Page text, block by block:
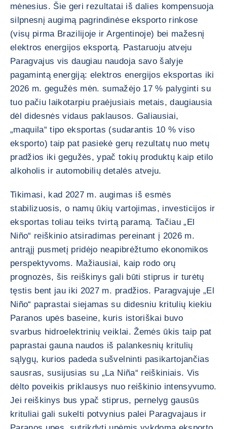
mėnesius. Šie geri rezultatai iš dalies kompensuoja
silpnesnį augimą pagrindinėse eksporto rinkose
(visų pirma Brazilijoje ir Argentinoje) bei mažesnį
elektros energijos eksportą. Pastaruoju atveju
Paragvajus vis daugiau naudoja savo šalyje
pagamintą energiją: elektros energijos eksportas iki
2026 m. gegužės mėn. sumažėjo 17 % palyginti su
tuo pačiu laikotarpiu praėjusiais metais, daugiausia
dėl didesnės vidaus paklausos. Galiausiai,
„maquila“ tipo eksportas (sudarantis 10 % viso
eksporto) taip pat pasiekė gerų rezultatų nuo metų
pradžios iki gegužės, ypač tokių produktų kaip etilo
alkoholis ir automobilių detalės atveju.
Tikimasi, kad 2027 m. augimas iš esmės
stabilizuosis, o namų ūkių vartojimas, investicijos ir
eksportas toliau teiks tvirtą paramą. Tačiau „El
Niño“ reiškinio atsiradimas pereinant į 2026 m.
antrąjį pusmetį pridėjo neapibrėžtumo ekonomikos
perspektyvoms. Mažiausiai, kaip rodo orų
prognozės, šis reiškinys gali būti stiprus ir turėtų
tęstis bent jau iki 2027 m. pradžios. Paragvajuje „El
Niño“ paprastai siejamas su didesniu kritulių kiekiu
Paranos upės baseine, kuris istoriškai buvo
svarbus hidroelektrinių veiklai. Žemės ūkis taip pat
paprastai gauna naudos iš palankesnių kritulių
sąlygų, kurios padeda sušvelninti pasikartojančias
sausras, susijusias su „La Niña“ reiškiniais. Vis
dėlto poveikis priklausys nuo reiškinio intensyvumo.
Jei reiškinys bus ypač stiprus, pernelyg gausūs
krituliai gali sukelti potvynius palei Paragvajaus ir